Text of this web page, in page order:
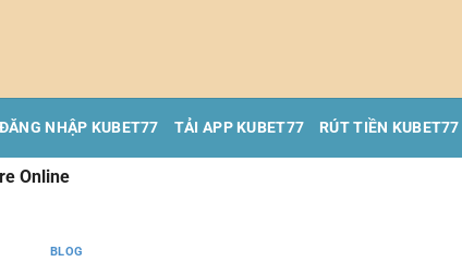
ĐĂNG NHẬP KUBET77 TẢI APP KUBET77 RÚT TIỀN KUBET77
Online
BLOG